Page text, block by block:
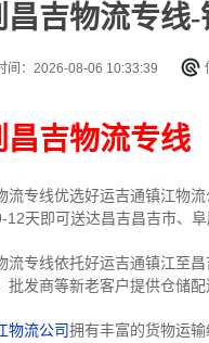
昌吉物流专线
间：2026-08-06 10:33:39
昌吉物流专线
流专线优选好运吉通镇江物流
12天即可送达昌吉昌吉市、
流专线依托好运吉通镇江至
批发商等新老客户提供仓储
物流公司拥有丰富的货物运